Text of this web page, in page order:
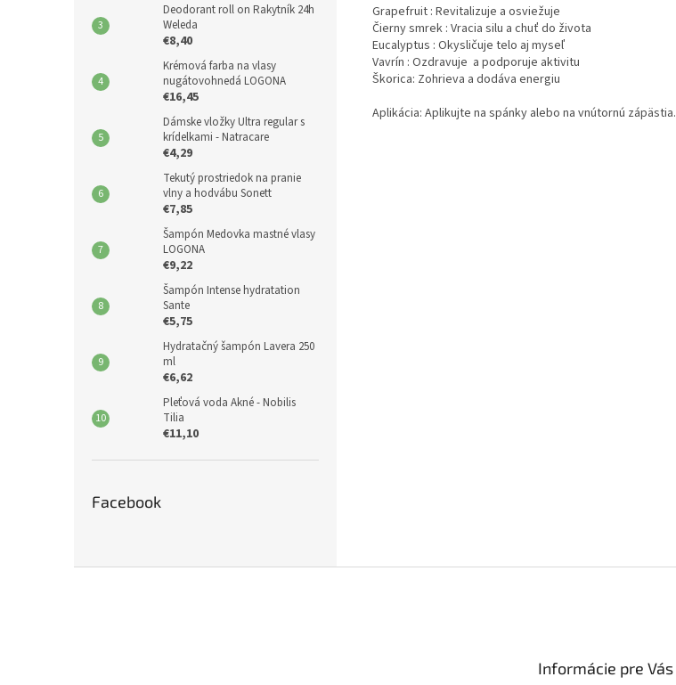
Deodorant roll on Rakytník 24h
Weleda
€8,40
Krémová farba na vlasy
nugátovohnedá LOGONA
€16,45
Dámske vložky Ultra regular s
krídelkami - Natracare
€4,29
Tekutý prostriedok na pranie
vlny a hodvábu Sonett
€7,85
Šampón Medovka mastné vlasy
LOGONA
€9,22
Šampón Intense hydratation
Sante
€5,75
Hydratačný šampón Lavera 250
ml
€6,62
Pleťová voda Akné - Nobilis
Tilia
€11,10
Facebook
Grapefruit : Revitalizuje a osviežuje
Čierny smrek : Vracia silu a chuť do života
Eucalyptus : Okysličuje telo aj myseľ
Vavrín : Ozdravuje a podporuje aktivitu
Škorica: Zohrieva a dodáva energiu
Aplikácia: Aplikujte na spánky alebo na vnútornú zápästia.
Informácie pre Vás